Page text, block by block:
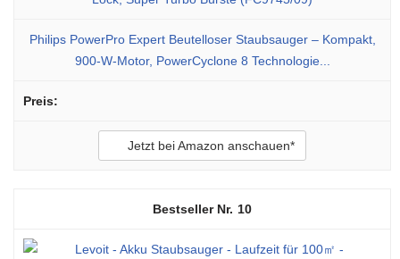
Philips PowerPro Expert Beutelloser Staubsauger – Kompakt,
900-W-Motor, PowerCyclone 8 Technologie...
Jetzt bei Amazon anschauen*
10